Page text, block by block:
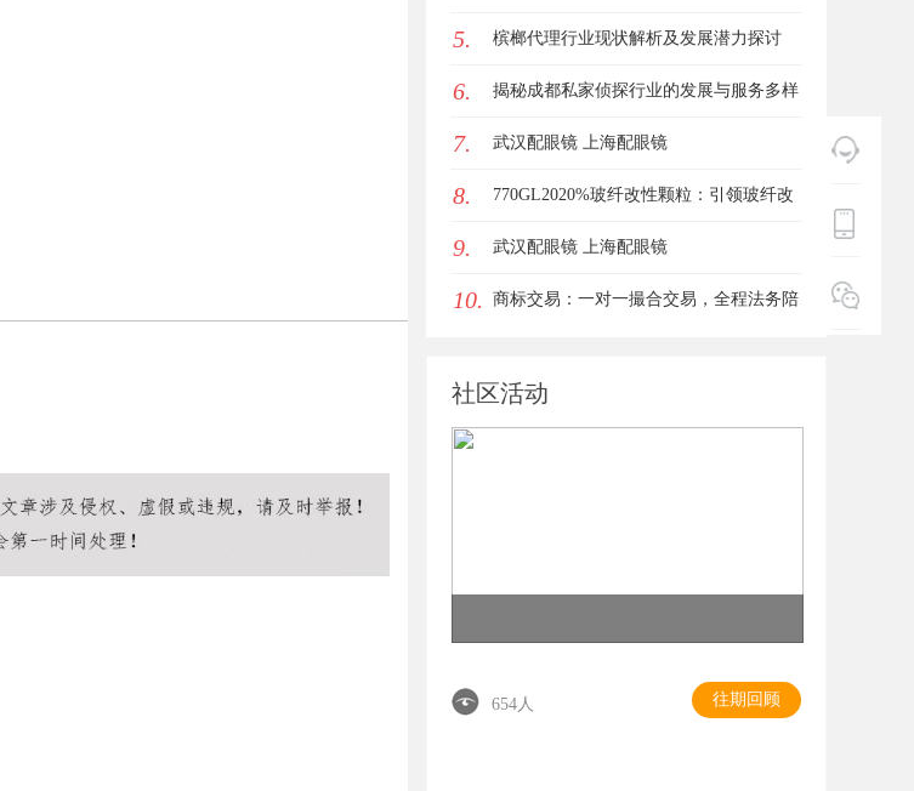
时代的利器
5. 槟榔代理行业现状解析及发展潜力探讨
6. 揭秘成都私家侦探行业的发展与服务多样
性解析
7. 武汉配眼镜 上海配眼镜
8. 770GL2020%玻纤改性颗粒：引领玻纤改
性颗粒的新风潮
9. 武汉配眼镜 上海配眼镜
10. 商标交易：一对一撮合交易，全程法务陪
社区活动
654人 往期回顾